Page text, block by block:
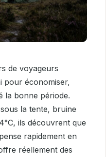
de voyageurs
pour économiser,
la bonne période.
la tente, bruine
ils découvrent que
rapidement en
réellement des